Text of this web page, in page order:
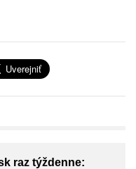
raz týždenne: